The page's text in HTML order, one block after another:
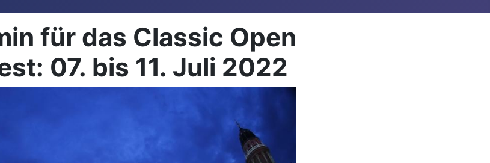
für das Classic Open
07. bis 11. Juli 2022